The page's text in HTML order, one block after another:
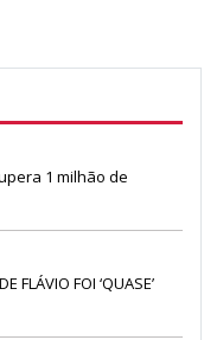
1 milhão de
FLÁVIO FOI ‘QUASE’